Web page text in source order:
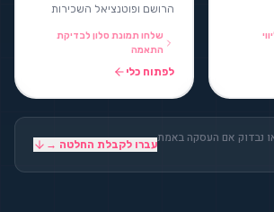
הרושם ופוטנציאל השכירות
שלחו תמונת סלון לבדיקת
התאמה
לפתוח כלי
נבדוק אם העסקה באמתעברו לקבלת החלטה →